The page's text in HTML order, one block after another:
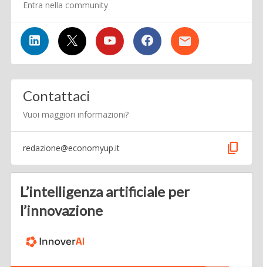
Entra nella community
Contattaci
Vuoi maggiori informazioni?
redazione@economyup.it content_copy
L’intelligenza artificiale per
l’innovazione